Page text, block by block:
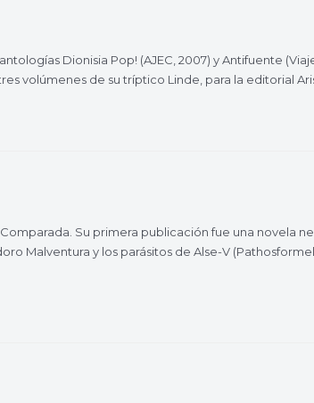
Dionisia Pop! (AJEC, 2007) y Antifuente
volúmenes de su tríptico Linde, para la editorial
Su primera publicación fue una novela
Malventura y los parásitos de Alse-V